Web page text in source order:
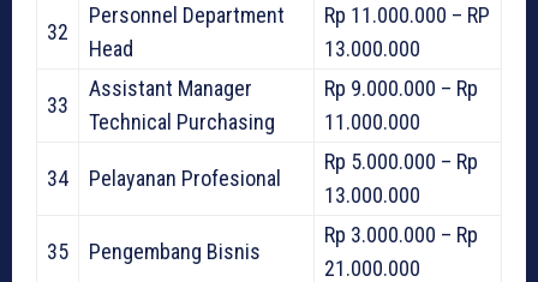
32
Personnel Department
Head
Rp 11.000.000 – RP
13.000.000
33
Assistant Manager
Technical Purchasing
Rp 9.000.000 – Rp
11.000.000
34 Pelayanan Profesional
Rp 5.000.000 – Rp
13.000.000
35 Pengembang Bisnis
Rp 3.000.000 – Rp
21.000.000